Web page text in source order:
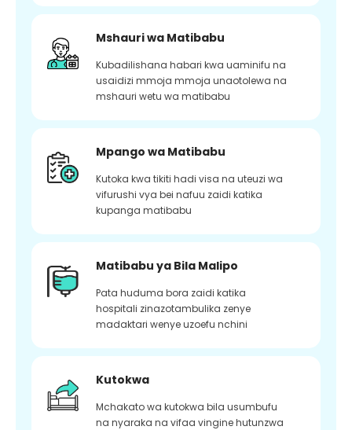
Mshauri wa Matibabu
Kubadilishana habari kwa uaminifu na
usaidizi mmoja mmoja unaotolewa na
mshauri wetu wa matibabu
Mpango wa Matibabu
Kutoka kwa tikiti hadi visa na uteuzi wa
vifurushi vya bei nafuu zaidi katika
kupanga matibabu
Matibabu ya Bila Malipo
Pata huduma bora zaidi katika
hospitali zinazotambulika zenye
madaktari wenye uzoefu nchini
Kutokwa
Mchakato wa kutokwa bila usumbufu
na nyaraka na vifaa vingine hutunzwa